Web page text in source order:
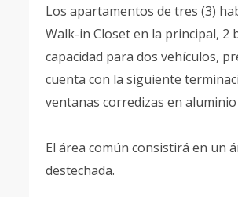
Los apartamentos de tres (3)
Walk-in Closet en la principal, 2
capacidad para dos vehículos,
cuenta con la siguiente
ventanas corredizas en
El área común consistirá en un
destechada.